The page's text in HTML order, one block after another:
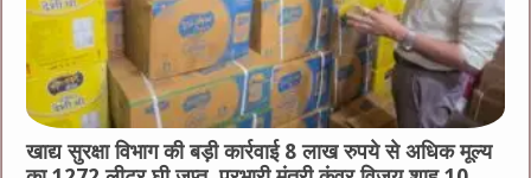
खाद्य सुरक्षा विभाग की बड़ी कार्रवाई 8 लाख रुपये से अधिक मूल्य